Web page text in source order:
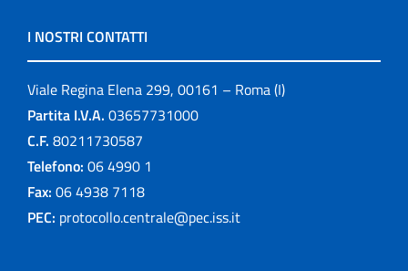
I NOSTRI CONTATTI
Viale Regina Elena 299, 00161 – Roma (I)
Partita I.V.A. 03657731000
C.F. 80211730587
Telefono: 06 4990 1
Fax: 06 4938 7118
PEC: protocollo.centrale@pec.iss.it